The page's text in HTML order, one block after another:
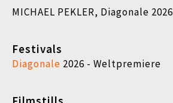
MICHAEL PEKLER, Diagonale 2026
Festivals
Diagonale 2026 - Weltpremiere